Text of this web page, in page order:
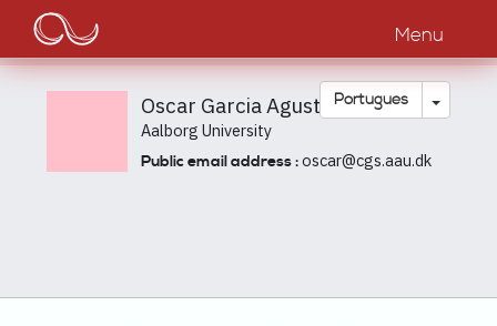
Passar
o
conteúdo
Main
navigation
Menu
Português Toggle
Oscar Garcia Agustin
Aalborg University
Public email address :oscar@cgs.aau.dk